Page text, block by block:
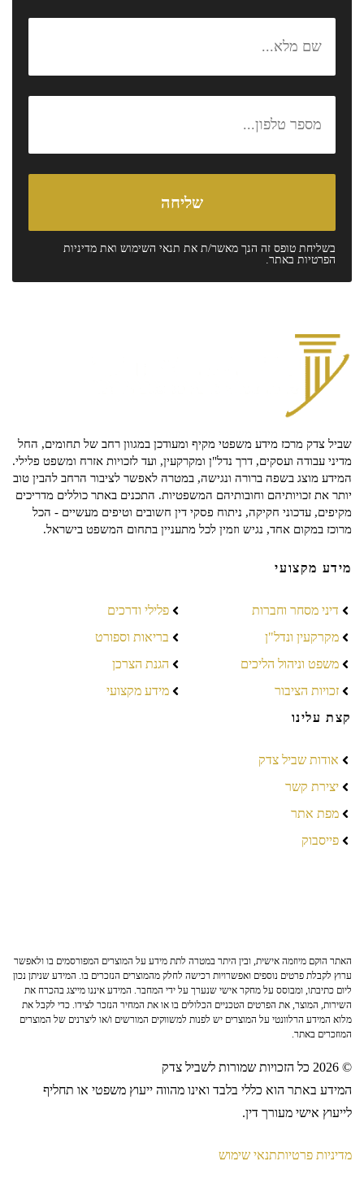
בשליחת טופס זה הנך מאשר/ת את תנאי השימוש ואת מדיניות
הפרטיות באתר.
שביל צדק מרכז מידע משפטי מקיף ומעודכן במגוון רחב של תחומים, החל
מדיני עבודה ועסקים, דרך נדל"ן ומקרקעין, ועד לזכויות אזרח ומשפט פלילי.
המידע מוצג בשפה ברורה ונגישה, במטרה לאפשר לציבור הרחב להבין טוב
יותר את זכויותיהם וחובותיהם המשפטיות. התכנים באתר כוללים מדריכים
מקיפים, עדכוני חקיקה, ניתוח פסקי דין חשובים וטיפים מעשיים - הכל
מרוכז במקום אחד, נגיש וזמין לכל מתעניין בתחום המשפט בישראל.
מידע מקצועי
דיני מסחר וחברות
מקרקעין ונדל"ן
משפט וניהול הליכים
זכויות הציבור
פלילי ודרכים
בריאות וספורט
הגנת הצרכן
מידע מקצועי
קצת עלינו
אודות שביל צדק
יצירת קשר
מפת אתר
פייסבוק
האתר הוקם מיוזמה אישית, ובין היתר במטרה לתת מידע על המוצרים המפורסמים בו ולאפשר
ערוץ לקבלת פרטים נוספים ואפשרויות רכישה לחלק מהמוצרים הנזכרים בו. המידע שניתן נכון
ליום כתיבתו, ומבוסס על מחקר אישי שנערך על ידי המחבר. המידע איננו מייצג בהכרח את
השירות, המוצר, את הפרטים הטכניים הכלולים בו או את המחיר הנזכר לצידו. כדי לקבל את
מלוא המידע הרלוונטי על המוצרים יש לפנות למשווקים המורשים ו/או ליצרנים של המוצרים
המוזכרים באתר.
© 2026 כל הזכויות שמורות לשביל צדק
המידע באתר הוא כללי בלבד ואינו מהווה ייעוץ משפטי או תחליף
לייעוץ אישי מעורך דין.
מדיניות פרטיותתנאי שימוש